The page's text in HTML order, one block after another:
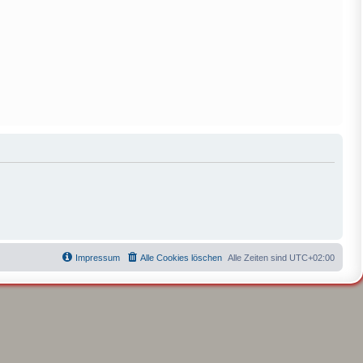
Alle Zeiten sind UTC+02:00
Alle Cookies löschen
Impressum